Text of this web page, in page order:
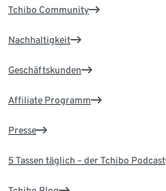
Tchibo Community
Nachhaltigkeit
Geschäftskunden
Affiliate Programm
Presse
5 Tassen täglich – der Tchibo Podcast